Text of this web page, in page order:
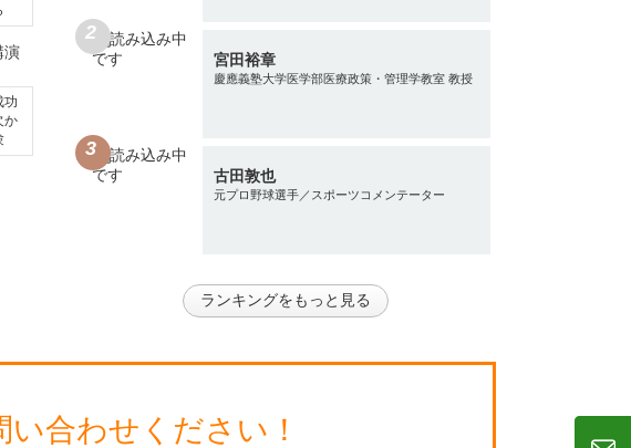
功
か
宮田裕章
慶應義塾大学医学部医療政策・管理学教室 教授
古田敦也
元プロ野球選手／スポーツコメンテーター
ランキングをもっと見る
い合わせください！